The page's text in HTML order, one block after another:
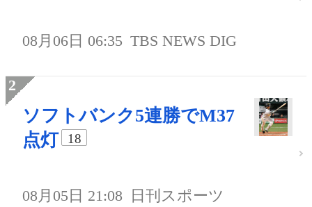
08月06日 06:35 TBS NEWS DIG
ソフトバンク5連勝でM37
点灯
18
08月05日 21:08 日刊スポーツ